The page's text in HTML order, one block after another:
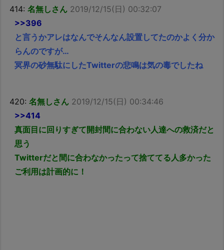
414: 名無しさん 2019/12/15(日) 00:32:07
>>396
と言うかアレはなんでそんなん設置してたのかよく分か
らんのですが…
冥界の砂無駄にしたTwitterの悲鳴は気の毒でしたね
420: 名無しさん 2019/12/15(日) 00:34:46
>>414
真面目に回りすぎて開封間に合わない人達への救済だと
思う
Twitterだと間に合わなかったって捨ててる人多かった
ご利用は計画的に！